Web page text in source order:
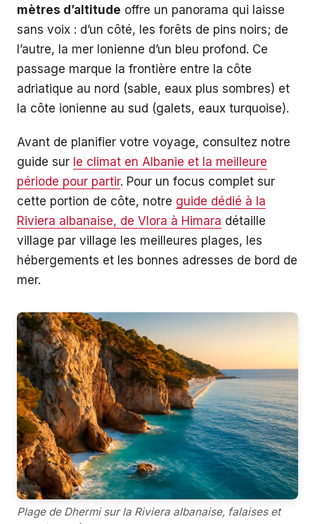
mètres d’altitude offre un panorama qui laisse
sans voix : d’un côté, les forêts de pins noirs; de
l’autre, la mer Ionienne d’un bleu profond. Ce
passage marque la frontière entre la côte
adriatique au nord (sable, eaux plus sombres) et
la côte ionienne au sud (galets, eaux turquoise).
Avant de planifier votre voyage, consultez notre
guide sur le climat en Albanie et la meilleure
période pour partir. Pour un focus complet sur
cette portion de côte, notre guide dédié à la
Riviera albanaise, de Vlora à Himara détaille
village par village les meilleures plages, les
hébergements et les bonnes adresses de bord de
mer.
Plage de Dhermi sur la Riviera albanaise, falaises et